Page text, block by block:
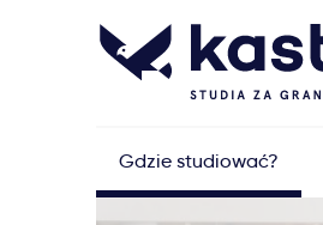
Gdzie studiować?